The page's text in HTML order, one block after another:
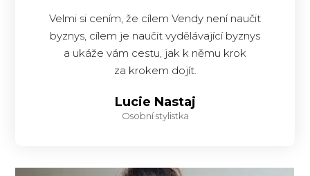
Velmi si cením, že cílem Vendy není naučit
byznys, cílem je naučit vydělávající byznys
a ukáže vám cestu, jak k němu krok
za krokem dojít.
Lucie Nastaj
Osobní stylistka